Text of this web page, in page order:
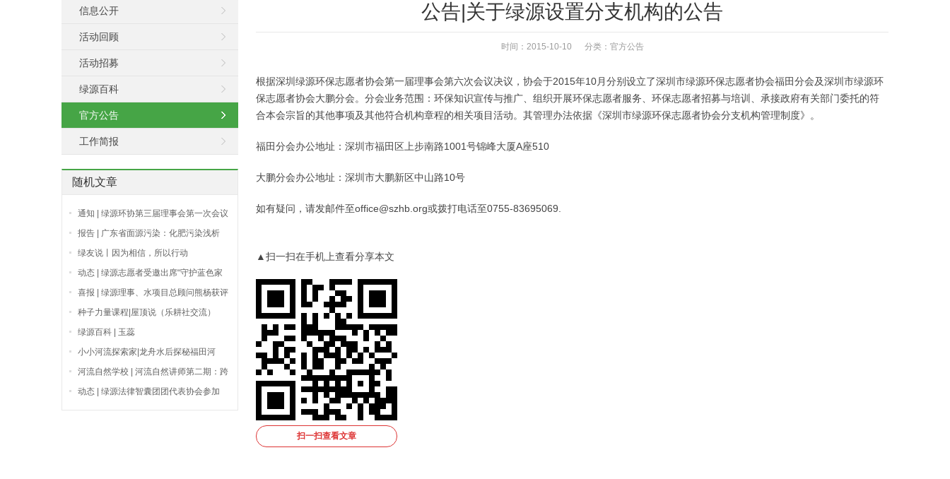
公告|关于绿源设置分支机构的公告
时间：2015-10-10 分类： 官方公告
根据深圳绿源环保志愿者协会第一届理事会第六次会议决议，协会于2015年10月分别设立了深圳市绿源环保志愿者协会福田分会及深圳市绿源环
保志愿者协会大鹏分会。分会业务范围：环保知识宣传与推广、组织开展环保志愿者服务、环保志愿者招募与培训、承接政府有关部门委托的符
合本会宗旨的其他事项及其他符合机构章程的相关项目活动。其管理办法依据《深圳市绿源环保志愿者协会分支机构管理制度》。
福田分会办公地址：深圳市福田区上步南路1001号锦峰大厦A座510
大鹏分会办公地址：深圳市大鹏新区中山路10号
如有疑问，请发邮件至office@szhb.org或拨打电话至0755-83695069.
▲扫一扫在手机上查看分享本文
扫一扫查看文章
信息公开
活动回顾
活动招募
绿源百科
官方公告
工作简报
随机文章
通知 | 绿源环协第三届理事会第一次会议
定于7月23日下午召开
报告 | 广东省面源污染：化肥污染浅析
绿友说丨因为相信，所以行动
动态 | 绿源志愿者受邀出席“守护蓝色家
园 共筑美好未来”深圳海洋检查公益广告
征集活动评审
喜报 | 绿源理事、水项目总顾问熊杨获评
“十佳爱心人物”
种子力量课程|屋顶说（乐耕社交流）
绿源百科 | 玉蕊
小小河流探索家|龙舟水后探秘福田河
河流自然学校 | 河流自然讲师第二期：跨
越挑战，深入探索
动态 | 绿源法律智囊团团代表协会参加